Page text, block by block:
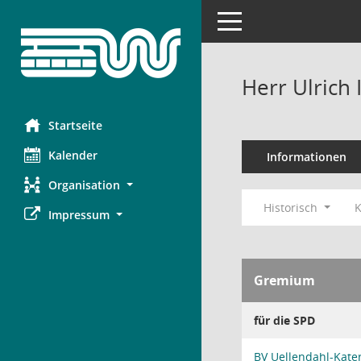
Startseite
Kalender
Organisation
Impressum
Toggle navigation
Herr Ulrich
Informationen
Historisch
Gremium
für die SPD
BV Uellendahl-